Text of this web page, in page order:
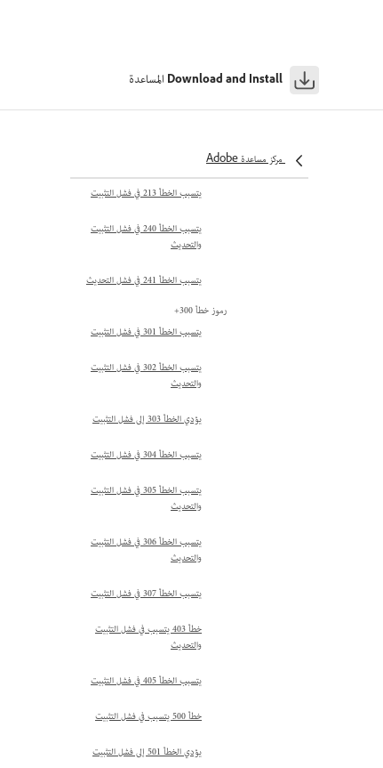
Download and Install المساعدة
مركز مساعدة Adobe
يتسبب الخطأ 207 في فشل التثبيت
يتسبب الخطأ 213 في فشل التثبيت
يتسبب الخطأ 240 في فشل التثبيت
والتحديث
يتسبب الخطأ 241 في فشل التحديث
رموز خطأ 300+
يتسبب الخطأ 301 في فشل التثبيت
يتسبب الخطأ 302 في فشل التثبيت
والتحديث
يؤدي الخطأ 303 إلى فشل التثبيت
يتسبب الخطأ 304 في فشل التثبيت
يتسبب الخطأ 305 في فشل التثبيت
والتحديث
يتسبب الخطأ 306 في فشل التثبيت
والتحديث
يتسبب الخطأ 307 في فشل التثبيت
خطأ 403 يتسبب في فشل التثبيت
والتحديث
يتسبب الخطأ 405 في فشل التثبيت
خطأ 500 يتسبب في فشل التثبيت
يؤدي الخطأ 501 إلى فشل التثبيت